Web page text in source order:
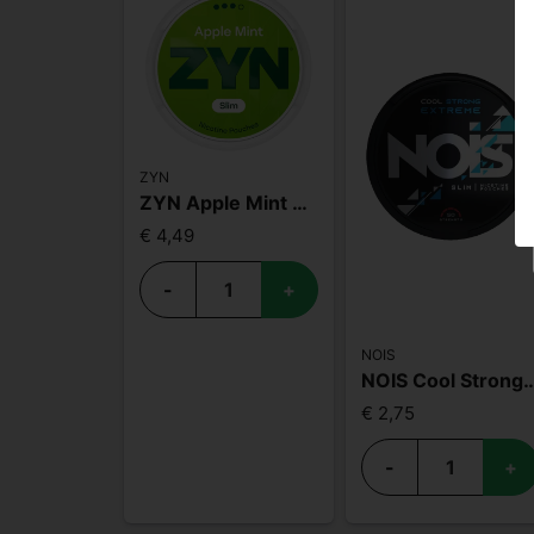
ZYN
ZYN Apple Mint Slim S3
€ 4,49
- +
NOIS
NOIS Cool
€ 2,75
- +